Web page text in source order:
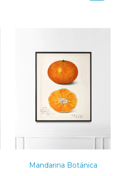
Mandarina Botánica